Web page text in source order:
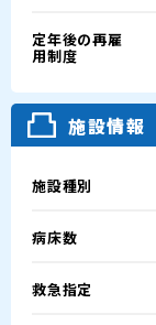
定年後の再雇
用制度
施設情報
施設種別
病床数
救急指定